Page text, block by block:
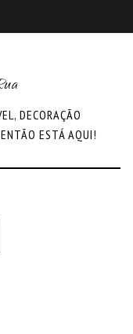
DECORAÇÃO
ESTÁ AQUI!